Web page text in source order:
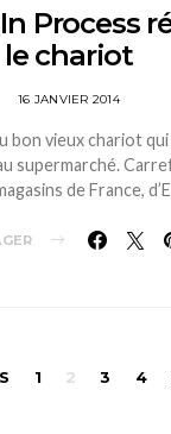
Process
le chariot
16 JANVIER 2014
bon vieux chariot
supermarché.
de France,
1 2 3 4